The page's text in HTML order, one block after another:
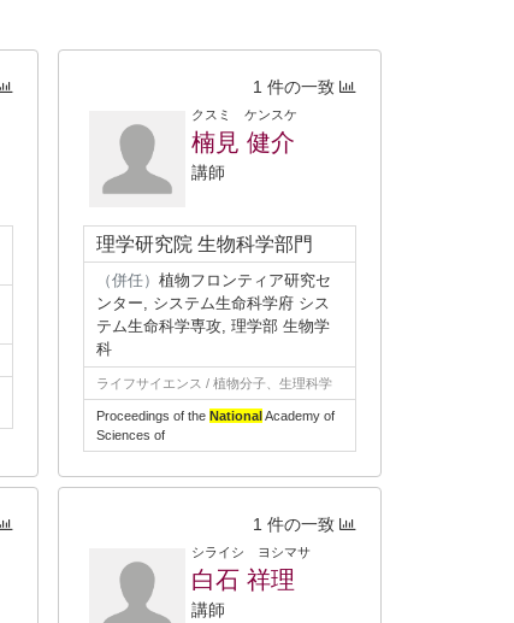
1 件の一致
クスミ ケンスケ
楠見 健介
講師
理学研究院 生物科学部門
（併任） 植物フロンティア研究セ
ンター, システム生命科学府 シス
テム生命科学専攻, 理学部 生物学
科
ライフサイエンス / 植物分子、生理科学
Proceedings of the NationalAcademy of
Sciences of
1 件の一致
シライシ ヨシマサ
白石 祥理
講師